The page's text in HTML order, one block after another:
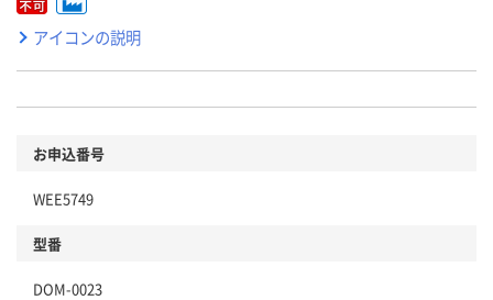
アイコンの説明
お申込番号
WEE5749
型番
DOM-0023